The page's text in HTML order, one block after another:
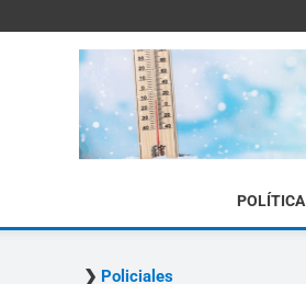
POLÍTICA
Policiales